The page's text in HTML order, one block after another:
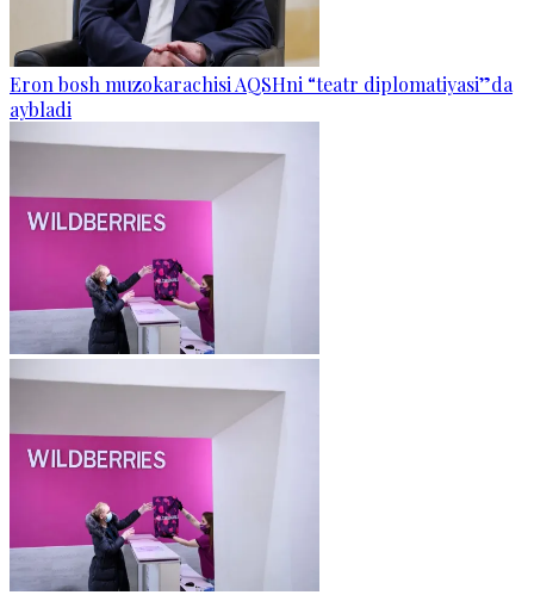
Eron bosh muzokarachisi AQSHni “teatr diplomatiyasi”da
aybladi